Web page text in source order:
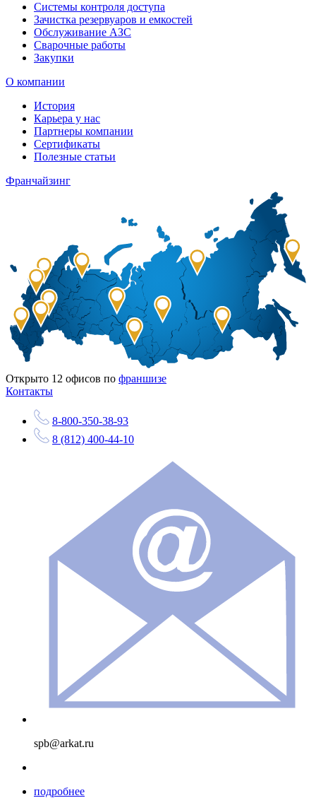
Системы контроля доступа
Зачистка резервуаров и емкостей
Обслуживание АЗС
Сварочные работы
Закупки
О компании
История
Карьера у нас
Партнеры компании
Сертификаты
Полезные статьи
Франчайзинг
Открыто 12 офисов по франшизе
Контакты
8-800-350-38-93
8 (812) 400-44-10
spb@arkat.ru
подробнее